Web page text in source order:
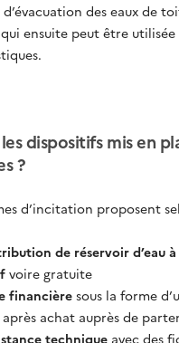
des eaux de
qui ensuite peut être
dispositifs mis en
?
d’incitation proposent
de réservoir d’eau
voire gratuite
financièresous la forme
achat auprès de
technique avec des